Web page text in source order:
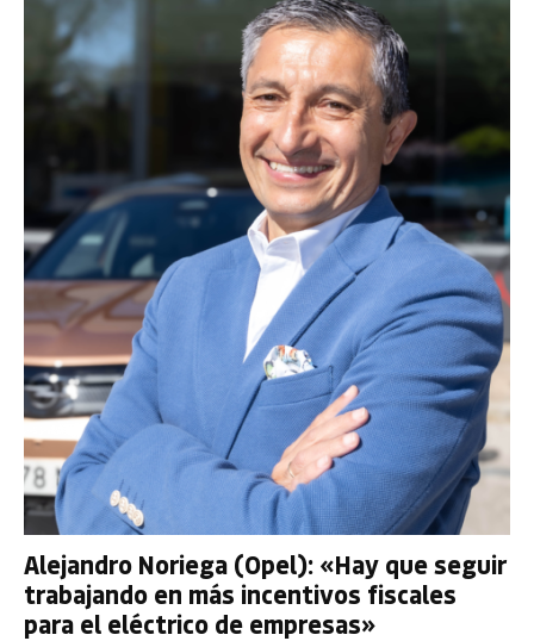
Alejandro Noriega (Opel): «Hay que seguir
trabajando en más incentivos fiscales
para el eléctrico de empresas»